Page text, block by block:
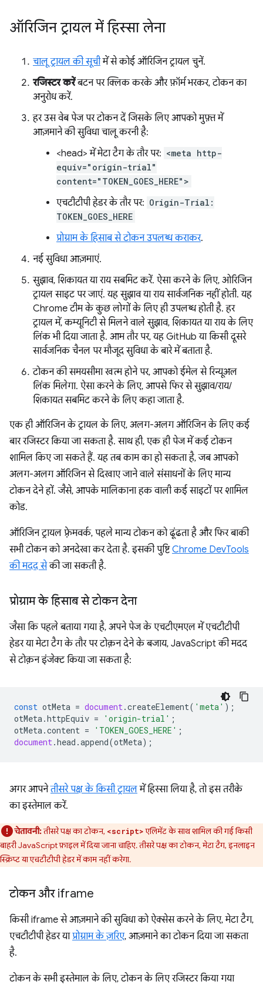
ऑरिजिन ट्रायल में हिस्सा लेना
चालू ट्रायल की सूचीमें से कोई ऑरिजिन ट्रायल चुनें.
रजिस्टर करेंबटन पर क्लिक करके और फ़ॉर्म भरकर, टोकन का
अनुरोध करें.
हर उस वेब पेज पर टोकन दें जिसके लिए आपको मुफ़्त में
आज़माने की सुविधा चालू करनी है:
<head> में मेटा टैग के तौर पर: <meta http-
equiv="origin-trial"
content="TOKEN_GOES_HERE">
एचटीटीपी हेडर के तौर पर: Origin-Trial:
TOKEN_GOES_HERE
प्रोग्राम के हिसाब से टोकन उपलब्ध कराकर.
नई सुविधा आज़माएं.
सुझाव, शिकायत या राय सबमिट करें. ऐसा करने के लिए, ओरिजिन
ट्रायल साइट पर जाएं. यह सुझाव या राय सार्वजनिक नहीं होती. यह
Chrome टीम के कुछ लोगों के लिए ही उपलब्ध होती है. हर
ट्रायल में, कम्यूनिटी से मिलने वाले सुझाव, शिकायत या राय के लिए
लिंक भी दिया जाता है. आम तौर पर, यह GitHub या किसी दूसरे
सार्वजनिक चैनल पर मौजूद सुविधा के बारे में बताता है.
टोकन की समयसीमा खत्म होने पर, आपको ईमेल से रिन्यूअल
लिंक मिलेगा. ऐसा करने के लिए, आपसे फिर से सुझाव/राय/
शिकायत सबमिट करने के लिए कहा जाता है.
एक ही ऑरिजिन के ट्रायल के लिए, अलग-अलग ऑरिजिन के लिए कई
बार रजिस्टर किया जा सकता है. साथ ही, एक ही पेज में कई टोकन
शामिल किए जा सकते हैं. यह तब काम का हो सकता है, जब आपको
अलग-अलग ऑरिजिन से दिखाए जाने वाले संसाधनों के लिए मान्य
टोकन देने हों. जैसे, आपके मालिकाना हक वाली कई साइटों पर शामिल
कोड.
ऑरिजिन ट्रायल फ़्रेमवर्क, पहले मान्य टोकन को ढूंढता है और फिर बाकी
सभी टोकन को अनदेखा कर देता है. इसकी पुष्टिChrome DevTools
की मदद सेकी जा सकती है.
प्रोग्राम के हिसाब से टोकन देना
जैसा कि पहले बताया गया है, अपने पेज के एचटीएमएल में एचटीटीपी
हेडर या मेटा टैग के तौर पर टोक़न देने के बजाय, JavaScript की मदद
से टोक़न इंजेक्ट किया जा सकता है:
const otMeta = document.createElement( 'meta' );
otMeta.httpEquiv = 'origin-trial' ;
otMeta.content = 'TOKEN_GOES_HERE' ;
document.head .append(otMeta);
अगर आपनेतीसरे पक्ष के किसी ट्रायलमें हिस्सा लिया है, तो इस तरीके
का इस्तेमाल करें.
चेतावनी:तीसरे पक्ष का टोकन, <script>एलिमेंट के साथ शामिल की गई किसी
बाहरी JavaScript फ़ाइल में दिया जाना चाहिए. तीसरे पक्ष का टोकन, मेटा टैग, इनलाइन
स्क्रिप्ट या एचटीटीपी हेडर में काम नहीं करेगा.
टोकन और iframe
किसी iframe से आज़माने की सुविधा को ऐक्सेस करने के लिए, मेटा टैग,
एचटीटीपी हेडर याप्रोग्राम के ज़रिए, आज़माने का टोकन दिया जा सकता
है.
टोकन के सभी इस्तेमाल के लिए, टोकन के लिए रजिस्टर किया गया